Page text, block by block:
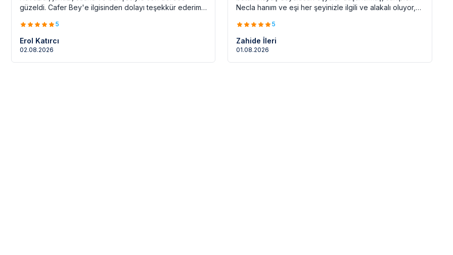
güzeldi. Cafer Bey'e ilgisinden dolayı teşekkür ederim.
5
Erol Katırcı
02.08.2026
Necla hanım ve eşi her şeyinizle ilgili ve alakalı oluyor,
şarj olacagı bir yer, her şey için teşekkür ederiz, (şu an
villadan vazıyorum, elimde olsa tatilimi uzatırdım., Gönül
rahatlıgıyla tavsiye ediyorum
5
Zahide İleri
01.08.2026